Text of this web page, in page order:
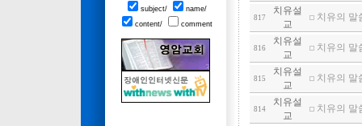
subject/
name/
content/
comment
817
치유설
교
치유의 말
816
치유설
교
치유의 말
815
치유설
교
치유의 말
814
치유설
교
치유의 말